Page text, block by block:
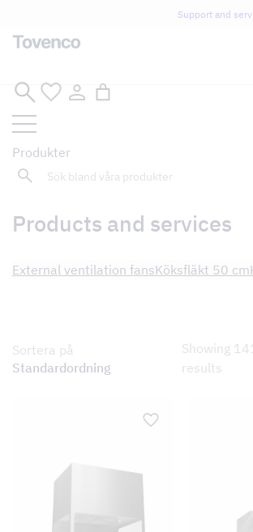
Glad Sommar! Tovencos
semesterstängt under vecka 29–31.
Skip
content
Support and
Sök
Produkter
Products and services
External ventilation fansKöksfläkt 50 cm
Sortera på
Showing
results